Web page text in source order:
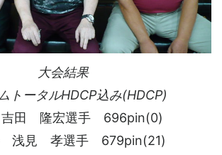
大会結果
トータルHDCP込み(HDCP)
田 隆宏選手 696pin(0)
浅見 孝選手 679pin(21)